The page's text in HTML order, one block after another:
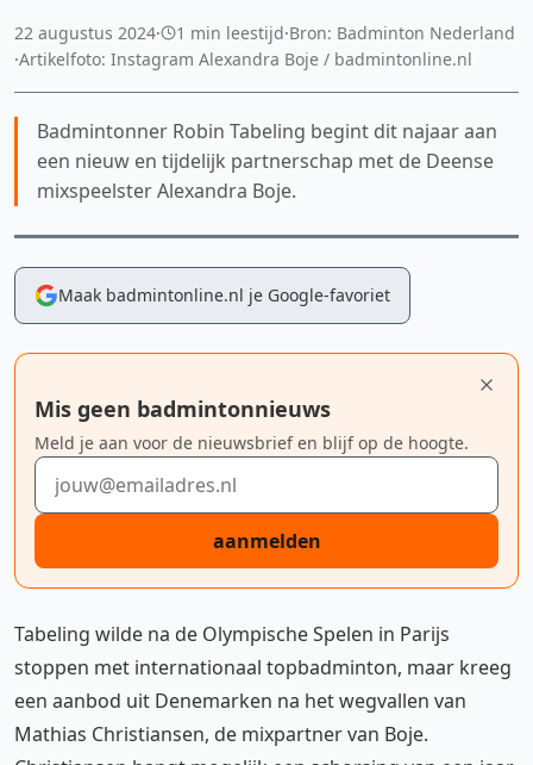
22 augustus 2024· 1 min leestijd·Bron: Badminton Nederland
·Artikelfoto: Instagram Alexandra Boje / badmintonline.nl
Badmintonner Robin Tabeling begint dit najaar aan
een nieuw en tijdelijk partnerschap met de Deense
mixspeelster Alexandra Boje.
Maak badmintonline.nl je Google-favoriet
Mis geen badmintonnieuws
Meld je aan voor de nieuwsbrief en blijf op de hoogte.
E-mailadres
aanmelden
Tabeling wilde na de Olympische Spelen in Parijs
stoppen met internationaal topbadminton, maar kreeg
een aanbod uit Denemarken na het wegvallen van
Mathias Christiansen, de mixpartner van Boje.